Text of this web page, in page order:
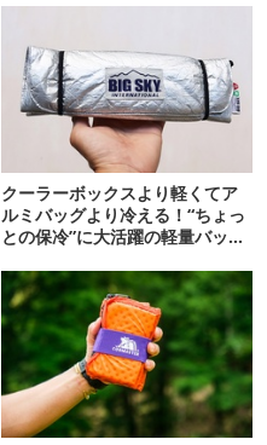
クーラーボックスより軽くてア
ルミバッグより冷える！“ちょっ
との保冷”に大活躍の軽量バッグ